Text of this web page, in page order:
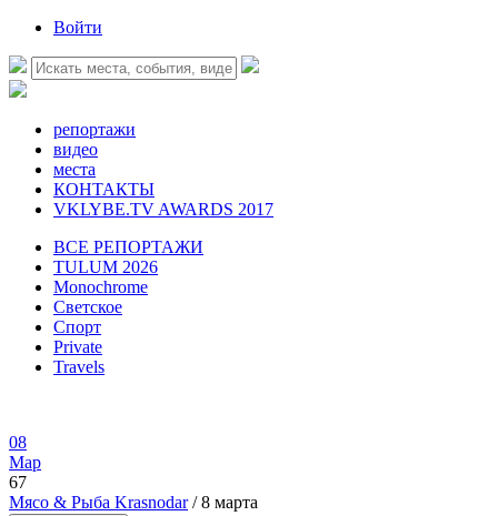
Войти
репортажи
видео
места
КОНТАКТЫ
VKLYBE.TV AWARDS 2017
ВСЕ РЕПОРТАЖИ
TULUM 2026
Monochrome
Светское
Спорт
Private
Travels
08
Мар
67
Мясо & Рыба Krasnodar/ 8 марта